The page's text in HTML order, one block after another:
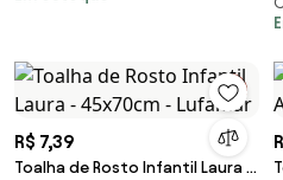
R$ 7,39
Toalha de Rosto Infantil Laura -